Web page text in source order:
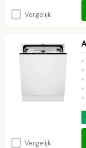
Vergelijk
Vergelijk